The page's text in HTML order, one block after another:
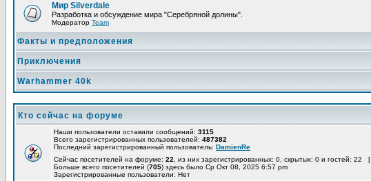
Мир Silverdale
Разработка и обсуждение мира "Серебряной долины".
Модератор Team
Факты и предположения
Приключения
Warhammer 40k
Кто сейчас на форуме
Наши пользователи оставили сообщений: 3115
Всего зарегистрированных пользователей: 487382
Последний зарегистрированный пользователь: DamienRe
Сейчас посетителей на форуме: 22 , из них зарегистрированных: 0, скрытых: 0 и гостей: 22 [
Больше всего посетителей (705) здесь было Ср Окт 08, 2025 6:57 pm
Зарегистрированные пользователи: Нет